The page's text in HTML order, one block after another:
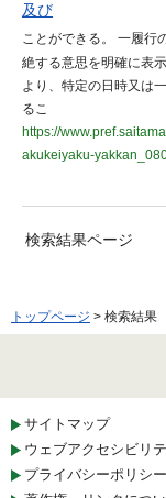
及び
ことができる。 一履行
絶する意思を明確に表
より、特定の日時又は
るこ
https://
akukeiyaku-
検索結果ページ
トップページ > 検索結果
サイトマップ
ウェブアクセシビリ
プライバシーポリシ